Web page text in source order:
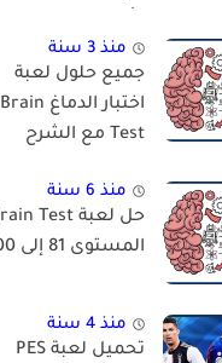
منذ 3 سنة
جميع حلول لعبة
اختبار الدماغ Brain
Test مع الشرح
منذ 6 سنة
المستوى 81 إلى 100
منذ 4 سنة
تحميل لعبة PES